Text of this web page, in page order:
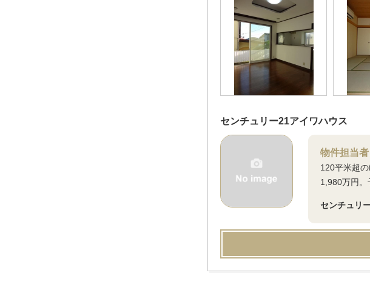
センチュリー21アイワハウス
物件担当
120平米超
1,980万円。
センチュリ